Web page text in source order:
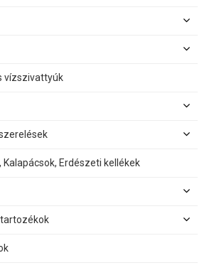
vízszivattyúk
Kalapácsok, Erdészeti kellékek